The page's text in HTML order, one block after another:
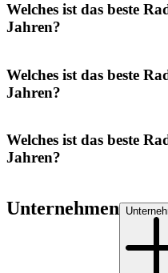
Welches ist das beste
Jahren?
Welches ist das beste
Jahren?
Welches ist das beste
Jahren?
Unternehmen